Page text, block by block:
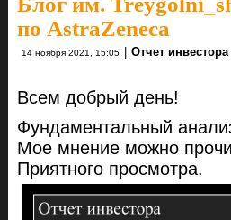
по AstraZeneca
14 ноября 2021, 15:05 Отчет инвестора
Всем добрый день!
Фундаментальный
Мое мнение можно
Приятного просмотра.